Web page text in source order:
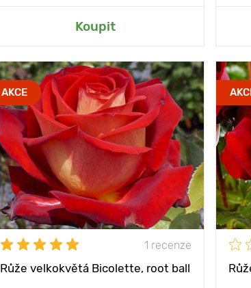
Koupit
Přidat do mé zahrady
AKCE
1 recenze
Růže velkokvětá Bicolette, root ball
Type pots kořenový bal
Věk sazenice 2 roky
Vlastnosti
Intenzivní barva
rozzáří zahradu.
Výška rostliny
80 - 100 cm, šířka
keře 80 cm
Vzdálenost mezi
rostlinami
50 - 100 cm